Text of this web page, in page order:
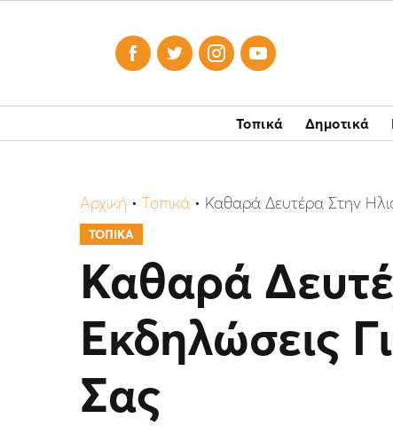
   
Τοπικά Δημοτικά
Αρχική • Τοπικά • Καθαρά Δευτέρα Στην
ΤΟΠΙΚΑ
Καθαρά
Εκδηλώσεις
Σας